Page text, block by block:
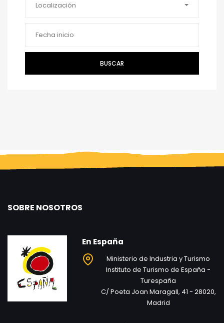
Localización
BUSCAR
SOBRE NOSOTROS
En España
Ministerio de Industria y Turismo
Instituto de Turismo de España -
Turespaña
C/ Poeta Joan Maragall, 41 - 28020,
Madrid